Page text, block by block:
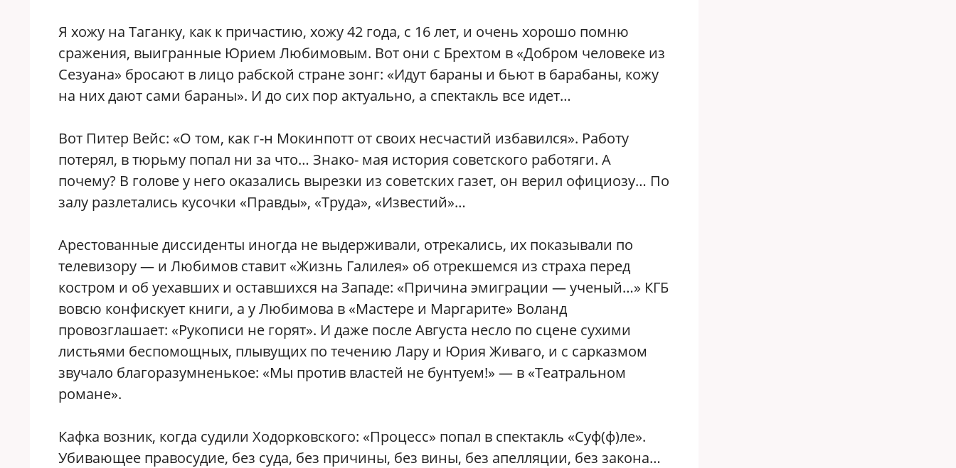
Я хожу на Таганку, как к причастию, хожу 42 года, с 16 лет, и очень хорошо помню
сражения, выигранные Юрием Любимовым. Вот они с Брехтом в «Добром человеке из
Сезуана» бросают в лицо рабской стране зонг: «Идут бараны и бьют в барабаны, кожу
на них дают сами бараны». И до сих пор актуально, а спектакль все идет…
Вот Питер Вейс: «О том, как г-н Мокинпотт от своих несчастий избавился». Работу
потерял, в тюрьму попал ни за что… Знако- мая история советского работяги. А
почему? В голове у него оказались вырезки из советских газет, он верил официозу… По
залу разлетались кусочки «Правды», «Труда», «Известий»…
Арестованные диссиденты иногда не выдерживали, отрекались, их показывали по
телевизору — и Любимов ставит «Жизнь Галилея» об отрекшемся из страха перед
костром и об уехавших и оставшихся на Западе: «Причина эмиграции — ученый…» КГБ
вовсю конфискует книги, а у Любимова в «Мастере и Маргарите» Воланд
провозглашает: «Рукописи не горят». И даже после Августа несло по сцене сухими
листьями беспомощных, плывущих по течению Лару и Юрия Живаго, и с сарказмом
звучало благоразумненькое: «Мы против властей не бунтуем!» — в «Театральном
романе».
Кафка возник, когда судили Ходорковского: «Процесс» попал в спектакль «Суф(ф)ле».
Убивающее правосудие, без суда, без причины, без вины, без апелляции, без закона…